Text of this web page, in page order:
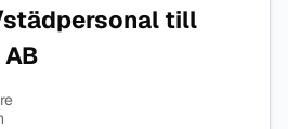
till